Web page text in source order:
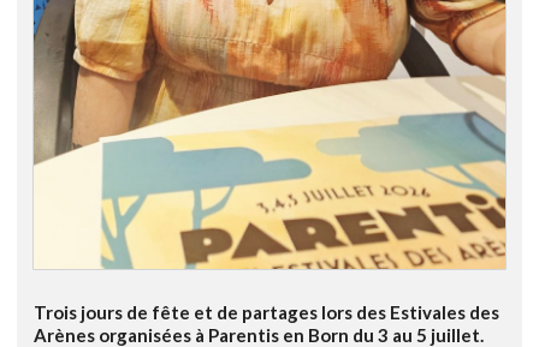
Trois jours de fête et de partages lors des Estivales des
Arènes organisées à Parentis en Born du 3 au 5 juillet.